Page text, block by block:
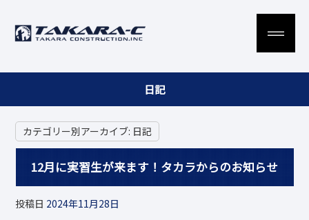
日記
カテゴリー別アーカイブ: 日記
12月に実習生が来ます！タカラからのお知らせ
投稿日 2024年11月28日